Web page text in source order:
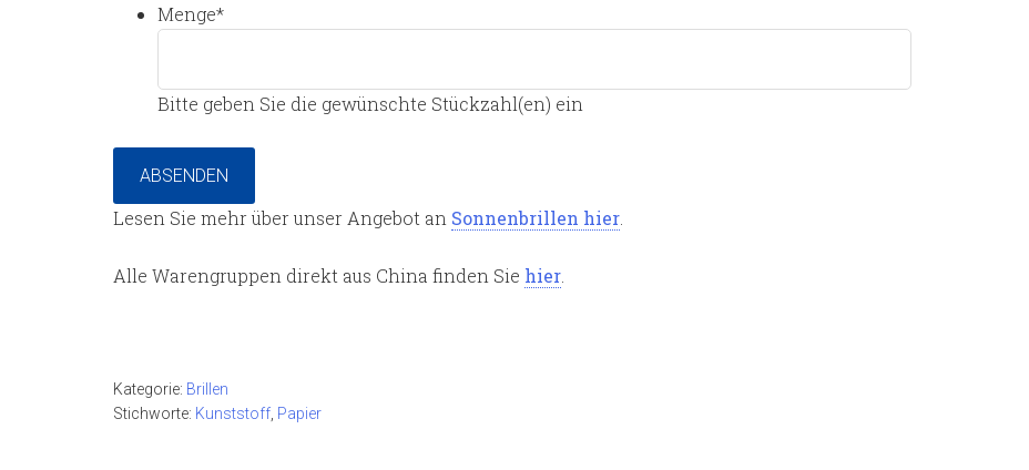
Menge*
Bitte geben Sie die gewünschte Stückzahl(en) ein
ABSENDEN
Lesen Sie mehr über unser Angebot an Sonnenbrillen hier.
Alle Warengruppen direkt aus China finden Sie hier.
Kategorie: Brillen
Stichworte: Kunststoff, Papier